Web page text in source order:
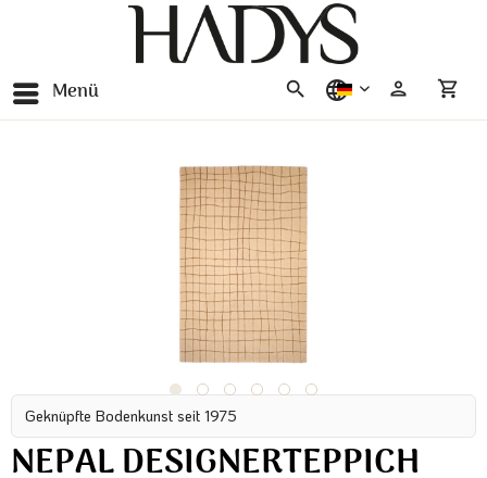
Menü deutsch
Geknüpfte Bodenkunst seit 1975
NEPAL DESIGNERTEPPICH